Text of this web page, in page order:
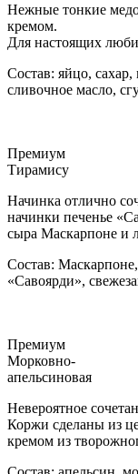
Нежные тонкие
кремом.
Для настоящих
Состав: яйцо,
сливочное масло,
Премиум
Тирамису
Начинка отлично
начинки печенье
сыра Маскарпоне и
Состав:
«Савоярди»,
Премиум
Морковно-
апельсиновая
Невероятное
Коржи сделаны из
кремом из